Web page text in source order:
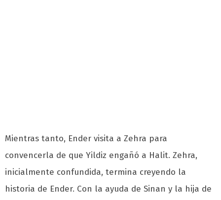
Mientras tanto, Ender visita a Zehra para
convencerla de que Yildiz engañó a Halit. Zehra,
inicialmente confundida, termina creyendo la
historia de Ender. Con la ayuda de Sinan y la hija de